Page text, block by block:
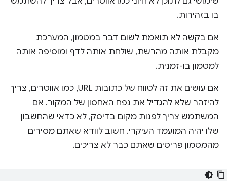
בו בזהירות.
אם בקשה לא תואמת לשום דבר במטמון, המערכת
מקבלת אותה מהרשת, שולחת אותה לדף ומוסיפה אותה
למטמון בו-זמנית.
אם עושים את זה לטווח של כתובות URL, כמו אווטרים, צריך
להיזהר שלא להגדיל את נפח האחסון של המקור. אם
המשתמש צריך לפנות מקום בדיסק, לא כדאי שהחשבון
שלו יהיה המועמד העיקרי. חשוב לוודא שאתם מסירים
מהמטמון פריטים שאתם כבר לא צריכים.